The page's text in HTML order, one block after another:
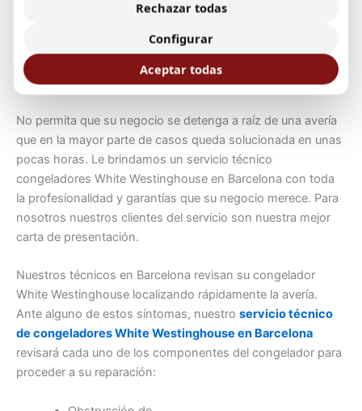
contestación de primer nivel con la garantía de ser un
de congeladores White Westinghouse. Nos encargamos de
la instalación y reparación in-situ de su arcón congelador y
ofrecemos las mejores garantías.
No permita que su negocio se detenga a raíz de una avería
que en la mayor parte de casos queda solucionada en unas
pocas horas. Le brindamos un servicio técnico
congeladores White Westinghouse en Barcelona con toda
la profesionalidad y garantías que su negocio merece. Para
nosotros nuestros clientes del servicio son nuestra mejor
carta de presentación.
Nuestros técnicos en Barcelona revisan su congelador
White Westinghouse localizando rápidamente la avería.
Ante alguno de estos síntomas, nuestro servicio técnico
de congeladores White Westinghouse en Barcelona
revisará cada uno de los componentes del congelador para
proceder a su reparación:
Rechazar todas
Configurar
Aceptar todas